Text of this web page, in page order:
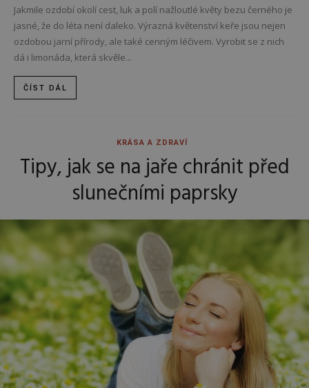
Jakmile ozdobí okolí cest, luk a polí nažloutlé květy bezu černého je
jasné, že do léta není daleko. Výrazná květenství keře jsou nejen
ozdobou jarní přírody, ale také cenným léčivem. Vyrobit se z nich
dá i limonáda, která skvěle...
ČÍST DÁL
KRÁSA A ZDRAVÍ
Tipy, jak se na jaře chránit před
slunečními paprsky